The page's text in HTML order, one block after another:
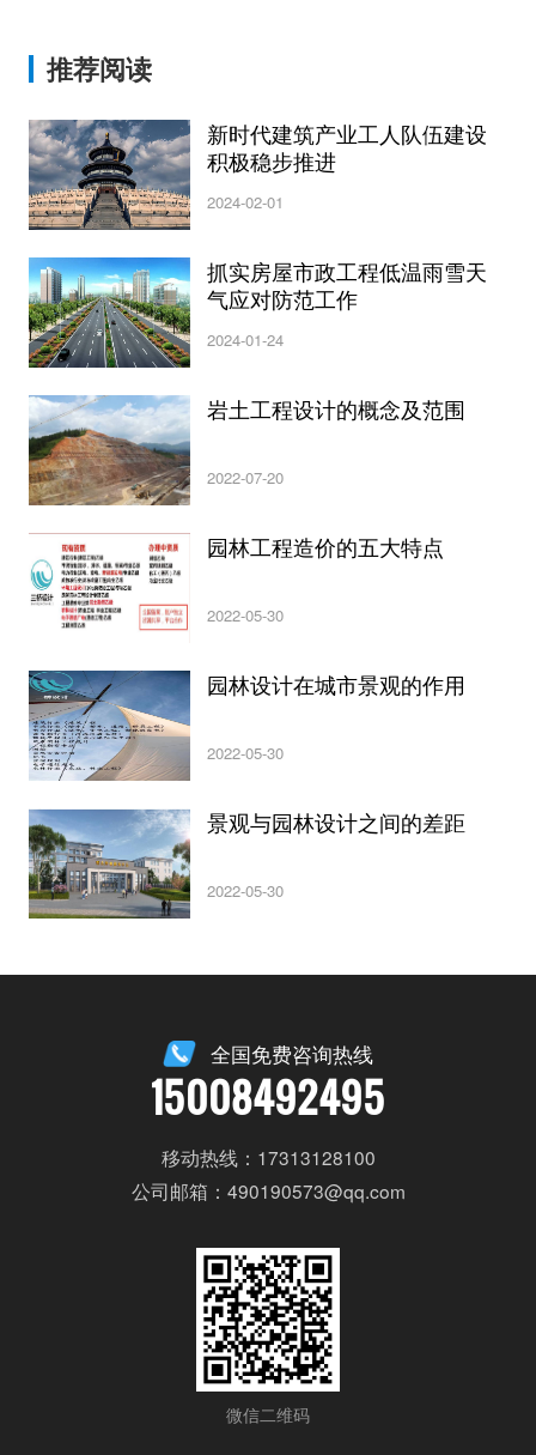
推荐阅读
新时代建筑产业工人队伍建设
积极稳步推进
2024-02-01
抓实房屋市政工程低温雨雪天
气应对防范工作
2024-01-24
岩土工程设计的概念及范围
2022-07-20
园林工程造价的五大特点
2022-05-30
园林设计在城市景观的作用
2022-05-30
景观与园林设计之间的差距
2022-05-30
全国免费咨询热线
15008492495
移动热线：17313128100
公司邮箱：490190573@qq.com
微信二维码